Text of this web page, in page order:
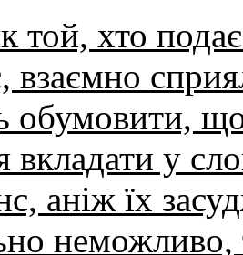
хто
взаємно
обумовити,
вкладати у
аніж їх
неможливо,